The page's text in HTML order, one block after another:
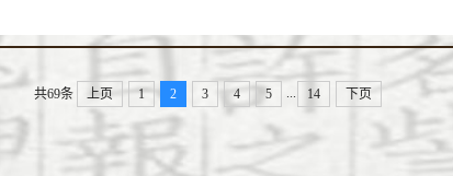
共69条 上页 1 2 3 4 5 14 下页